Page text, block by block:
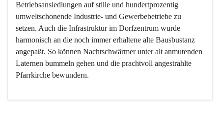
Betriebsansiedlungen auf stille und hundertprozentig
umweltschonende Industrie- und Gewerbebetriebe zu
setzen. Auch die Infrastruktur im Dorfzentrum wurde
harmonisch an die noch immer erhaltene alte Bausbustanz
angepaßt. So können Nachtschwärmer unter alt anmutenden
Laternen bummeln gehen und die prachtvoll angestrahlte
Pfarrkirche bewundern.
Der Weinbau dominert heute nicht mehr, ist aber integrativer